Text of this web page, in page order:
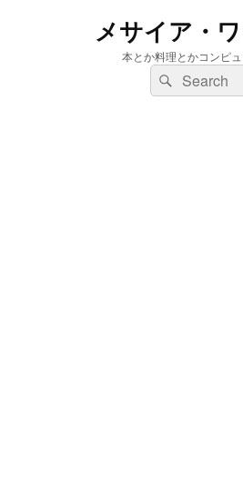
メサイア・
本とか料理とかコンピ
検
索:
検
索